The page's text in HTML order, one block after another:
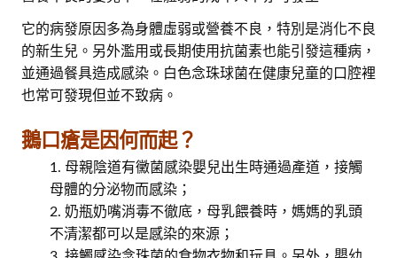
它的病發原因多為身體虛弱或營養不良，特別是消化不良
的新生兒。另外濫用或長期使用抗菌素也能引發這種病，
並通過餐具造成感染。白色念珠球菌在健康兒童的口腔裡
也常可發現但並不致病。
鵝口瘡是因何而起？
母親陰道有黴菌感染嬰兒出生時通過產道，接觸
母體的分泌物而感染；
奶瓶奶嘴消毒不徹底，母乳餵養時，媽媽的乳頭
不清潔都可以是感染的來源；